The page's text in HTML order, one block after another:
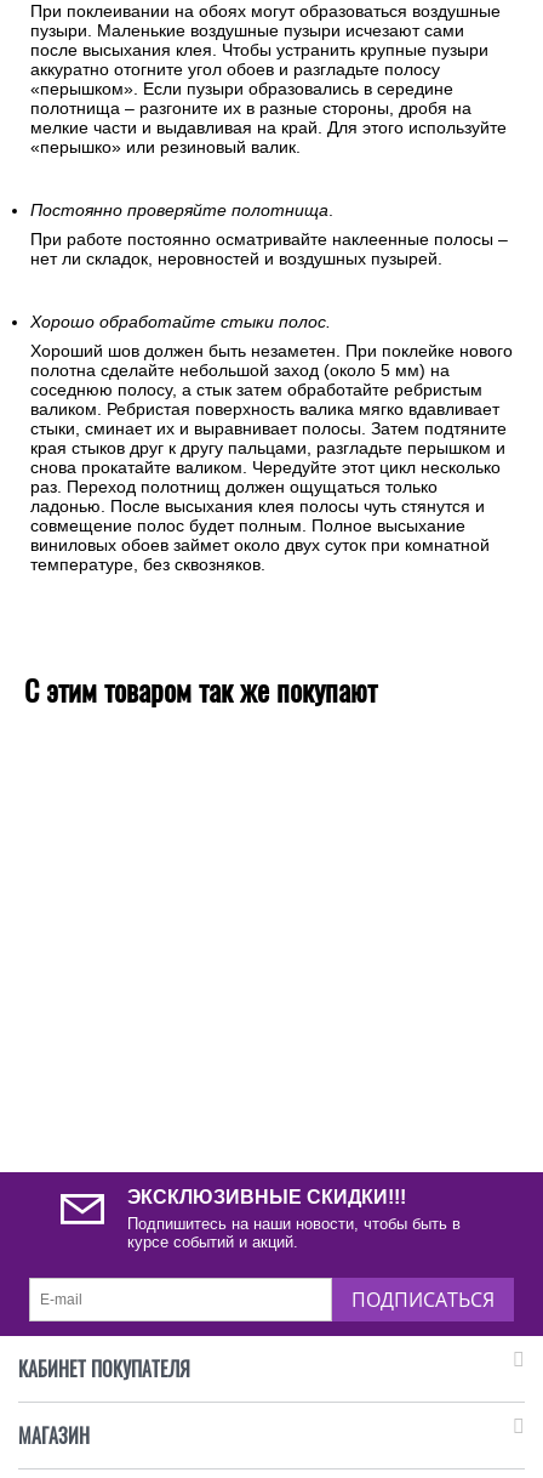
При поклеивании на обоях могут образоваться воздушные
пузыри. Маленькие воздушные пузыри исчезают сами
после высыхания клея. Чтобы устранить крупные пузыри
аккуратно отогните угол обоев и разгладьте полосу
«перышком». Если пузыри образовались в середине
полотнища – разгоните их в разные стороны, дробя на
мелкие части и выдавливая на край. Для этого используйте
«перышко» или резиновый валик.
Постоянно проверяйте полотнища.
При работе постоянно осматривайте наклеенные полосы –
нет ли складок, неровностей и воздушных пузырей.
Хорошо обработайте стыки полос.
Хороший шов должен быть незаметен. При поклейке нового
полотна сделайте небольшой заход (около 5 мм) на
соседнюю полосу, а стык затем обработайте ребристым
валиком. Ребристая поверхность валика мягко вдавливает
стыки, сминает их и выравнивает полосы. Затем подтяните
края стыков друг к другу пальцами, разгладьте перышком и
снова прокатайте валиком. Чередуйте этот цикл несколько
раз. Переход полотнищ должен ощущаться только
ладонью. После высыхания клея полосы чуть стянутся и
совмещение полос будет полным. Полное высыхание
виниловых обоев займет около двух суток при комнатной
температуре, без сквозняков.
С этим товаром так же покупают
ЭКСКЛЮЗИВНЫЕ СКИДКИ!!!
Подпишитесь на наши новости, чтобы быть в
курсе событий и акций.
ПОДПИСАТЬСЯ
КАБИНЕТ ПОКУПАТЕЛЯ
МАГАЗИН